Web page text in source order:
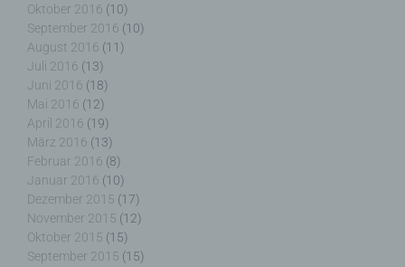
Oktober 2016 (10)
September 2016 (10)
August 2016 (11)
Juli 2016 (13)
Juni 2016 (18)
Mai 2016 (12)
April 2016 (19)
März 2016 (13)
Februar 2016 (8)
Januar 2016 (10)
Dezember 2015 (17)
November 2015 (12)
Oktober 2015 (15)
September 2015 (15)
h) Auftragsverarbeiter
Auftragsverarbeiter ist eine natürliche oder
juristische Person, Behörde, Einrichtung oder
andere Stelle, die personenbezogene Daten im
Auftrag des Verantwortlichen verarbeitet.
i) Empfänger